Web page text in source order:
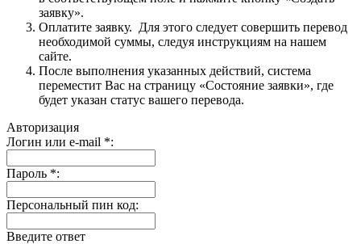
заявку».
Оплатите заявку. Для этого следует совершить перевод
необходимой суммы, следуя инструкциям на нашем
сайте.
После выполнения указанных действий, система
переместит Вас на страницу «Состояние заявки», где
будет указан статус вашего перевода.
Авторизация
Логин или e-mail *:
Пароль *:
Персональный пин код:
Введите ответ